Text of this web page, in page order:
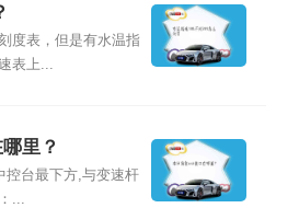
度表，但是有水温指
表上...
里？
控台最下方,与变速杆
...